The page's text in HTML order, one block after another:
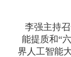
李强主持
能提质和“
界人工智能